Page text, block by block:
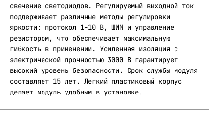
свечение светодиодов. Регулируемый выходной ток
поддерживает различные методы регулировки
яркости: протокол 1-10 В, ШИМ и управление
резистором, что обеспечивает максимальную
гибкость в применении. Усиленная изоляция с
электрической прочностью 3000 В гарантирует
высокий уровень безопасности. Срок службы модуля
составляет 15 лет. Легкий пластиковый корпус
делает модуль удобным в установке.